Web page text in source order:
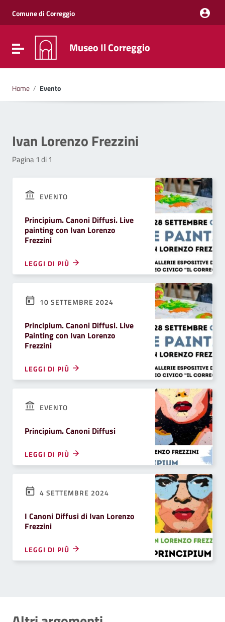
Vai al menu di navigazione
Vai al footer
Comune di Correggio
Attiva / disattiva la navigazione
Museo Il Correggio
Home / Evento
Ivan Lorenzo Frezzini
Pagina 1 di 1
EVENTO
Principium. Canoni Diffusi. Live
painting con Ivan Lorenzo
Frezzini
LEGGI DI PIÙ
10 SETTEMBRE 2024
Principium. Canoni Diffusi. Live
Painting con Ivan Lorenzo
Frezzini
LEGGI DI PIÙ
EVENTO
Principium. Canoni Diffusi
LEGGI DI PIÙ
4 SETTEMBRE 2024
I Canoni Diffusi di Ivan Lorenzo
Frezzini
LEGGI DI PIÙ